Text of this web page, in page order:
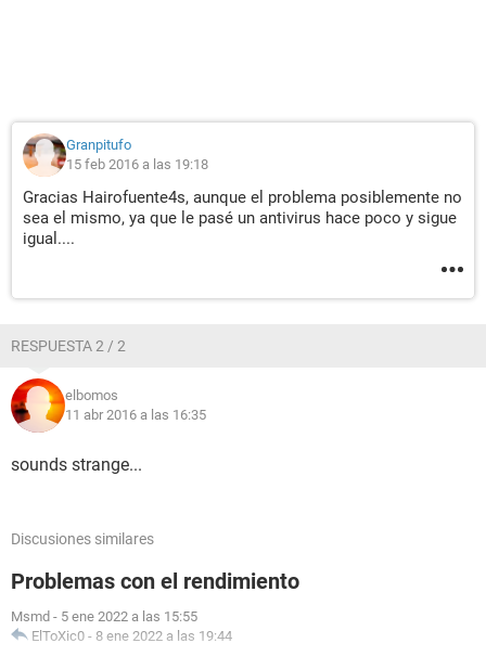
Granpitufo
15 feb 2016 a las 19:18
Gracias Hairofuente4s, aunque el problema posiblemente no
sea el mismo, ya que le pasé un antivirus hace poco y sigue
igual....
RESPUESTA 2 / 2
elbomos
11 abr 2016 a las 16:35
sounds strange...
Discusiones similares
Problemas con el rendimiento
Msmd - 5 ene 2022 a las 15:55
ElToXic0 - 8 ene 2022 a las 19:44